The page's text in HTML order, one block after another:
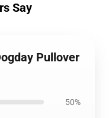
Say
Pullover
50%